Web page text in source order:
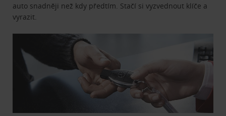
auto snadněji než kdy předtím. Stačí si vyzvednout klíče a
vyrazit.